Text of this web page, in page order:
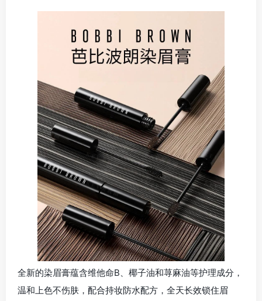
全新的染眉膏蕴含维他命B、椰子油和荨麻油等护理成分，
温和上色不伤肤，配合持妆防水配方，全天长效锁住眉